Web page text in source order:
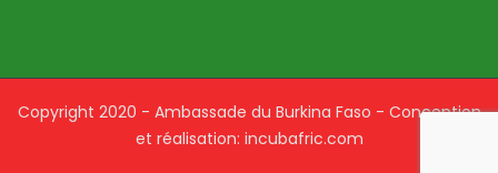
Copyright 2020 - Ambassade du Burkina Faso - Conception
et réalisation: incubafric.com